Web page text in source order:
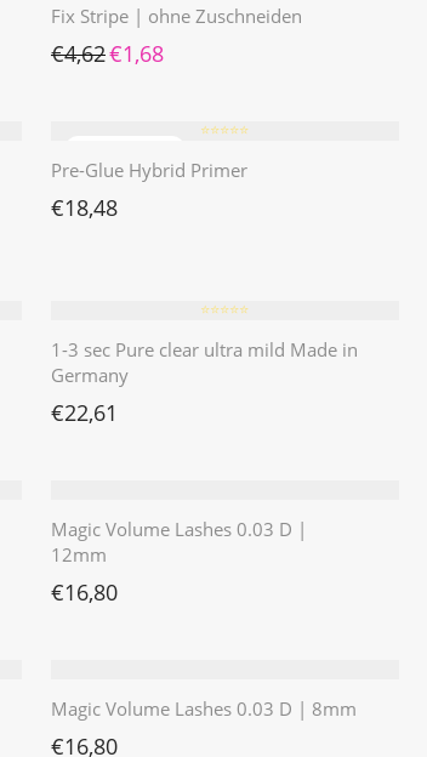
Fix Stripe | ohne Zuschneiden
€4,62 Ursprünglicher Preis war: €4,62
€1,68
⭐️⭐️⭐️⭐️⭐️
Pre-Glue Hybrid Primer
€18,48
⭐️⭐️⭐️⭐️⭐️
1-3 sec Pure clear ultra mild Made in
Germany
€22,61
Magic Volume Lashes 0.03 D |
12mm
€16,80
Magic Volume Lashes 0.03 D | 8mm
€16,80